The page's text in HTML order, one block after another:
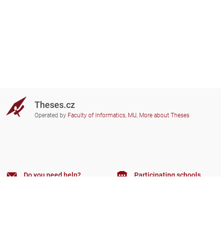
Theses.cz
Operated by Faculty of Informatics, MU, More about Theses
Do you need help? Participating schools